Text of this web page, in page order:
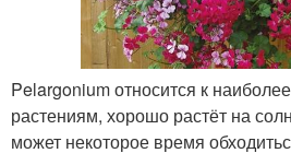
Pelargonium относится к
растениям, хорошо растёт на
может некоторое время